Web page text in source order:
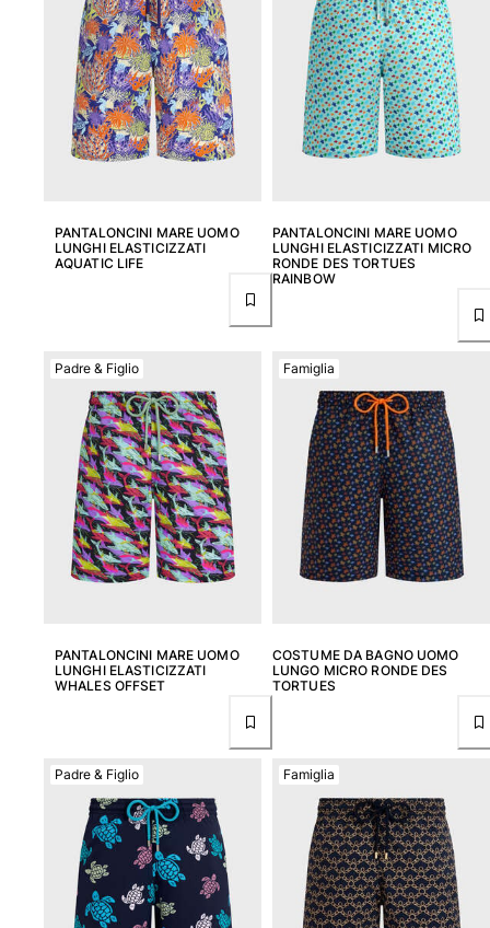
Costumi da bagno Ricamati
Rashguard
Costumi da bagno magici
Vedi tutti i Costumi da bagno
Abbigliamento
Pantaloni
Camicie
Bambina
Vedi tutti i Bambina
Costumi da bagno
Costumi Interi
Rashguard
Bikini
Vedi tutti i Costumi da bagno
Abbigliamento
Pantaloncini
Felpe
T-shirt
Vedi tutti i Abbigliamento
Neonato
PANTALONCINI MARE UOMO
LUNGHI ELASTICIZZATI
AQUATIC LIFE
PANTALONCINI MARE UOMO
LUNGHI ELASTICIZZATI MICRO
RONDE DES TORTUES
RAINBOW
PANTALONCINI MARE UOMO
LUNGHI ELASTICIZZATI
WHALES OFFSET
Padre & Figlio
COSTUME DA BAGNO UOMO
LUNGO MICRO RONDE DES
TORTUES
Famiglia
Padre & Figlio Famiglia